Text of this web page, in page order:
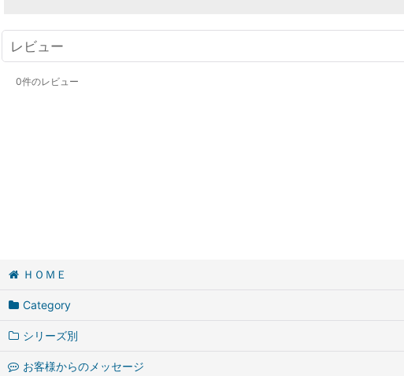
レビュー
0件のレビュー
ＨＯＭＥ
Category
シリーズ別
お客様からのメッセージ